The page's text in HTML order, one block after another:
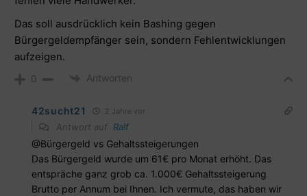
Das soll ausdrücklich kein Bashing gegen
Bürgergeldempfänger sein, sondern Fehlentwicklungen
aufzeigen.
0 Antworten
42sucht21 2 Jahre vor
Antwort auf Ralf
@Bürgergeld vs Gehaltssteigerungen
Das Bürgergeld wurde um 61€ pro Monat erhöht. Das
entspräche ganz grob ca. 1.000€ Gehaltssteigerung
Brutto per Annum bei Ihnen. Ich vermute, das haben wir